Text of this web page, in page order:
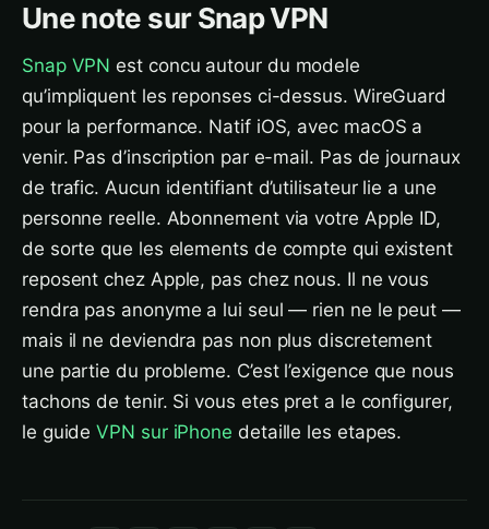
Une note sur Snap VPN
Snap VPN est concu autour du modele
qu’impliquent les reponses ci-dessus. WireGuard
pour la performance. Natif iOS, avec macOS a
venir. Pas d’inscription par e-mail. Pas de journaux
de trafic. Aucun identifiant d’utilisateur lie a une
personne reelle. Abonnement via votre Apple ID,
de sorte que les elements de compte qui existent
reposent chez Apple, pas chez nous. Il ne vous
rendra pas anonyme a lui seul — rien ne le peut —
mais il ne deviendra pas non plus discretement
une partie du probleme. C’est l’exigence que nous
tachons de tenir. Si vous etes pret a le configurer,
le guide VPN sur iPhone detaille les etapes.